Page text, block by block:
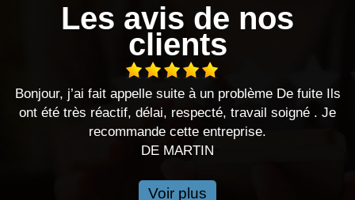
Les avis de nos
clients
j’ai fait appelle suite à un problème De fuite Ils
réactif, délai, respecté, travail soigné . Je
recommande cette entreprise.
DE MARTIN
Voir plus